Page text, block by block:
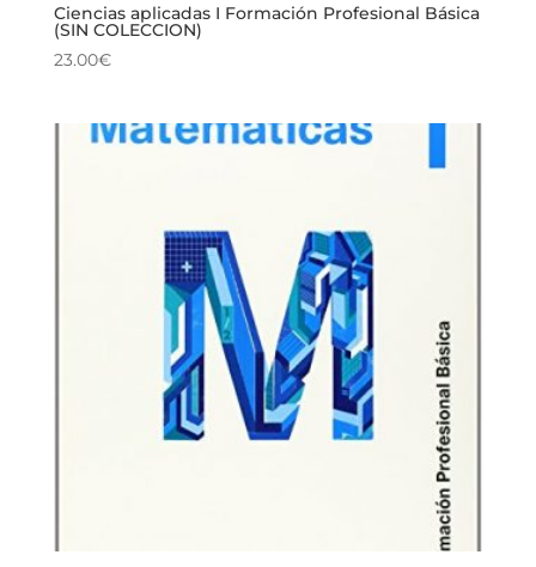
Ciencias aplicadas I Formación Profesional Básica
(SIN COLECCION)
23.00€